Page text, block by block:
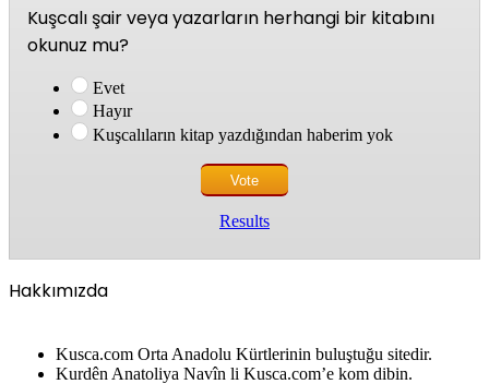
Kuşcalı şair veya yazarların herhangi bir kitabını
okunuz mu?
Evet
Hayır
Kuşcalıların kitap yazdığından haberim yok
Results
Hakkımızda
Kusca.com Orta Anadolu Kürtlerinin buluştuğu sitedir.
Kurdên Anatoliya Navîn li Kusca.com’e kom dibin.